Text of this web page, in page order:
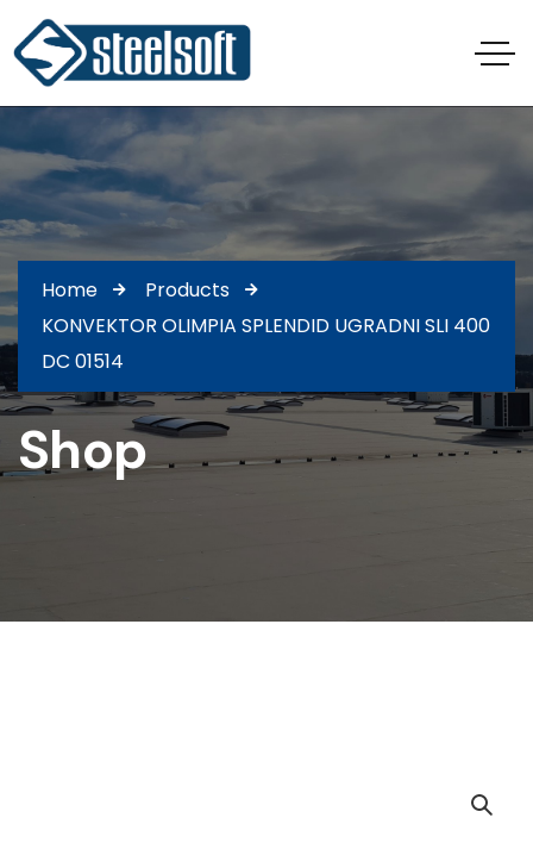
Home
Products
KONVEKTOR OLIMPIA SPLENDID UGRADNI SLI 400
DC 01514
Shop